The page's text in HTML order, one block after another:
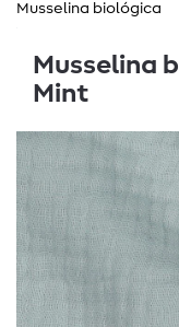
Musselina biológica
Musselina
Mint